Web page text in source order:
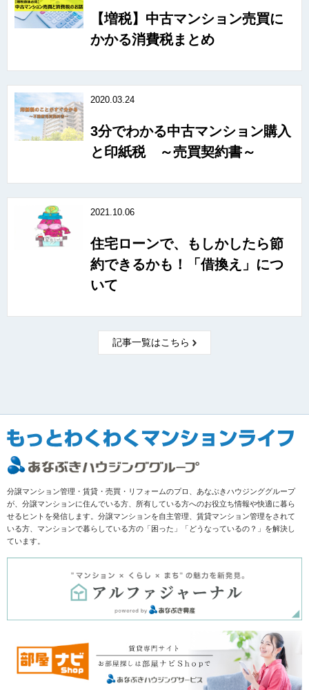
【増税】中古マンション売買に
かかる消費税まとめ
2020.03.24
3分でわかる中古マンション購入
と印紙税 ～売買契約書～
2021.10.06
住宅ローンで、もしかしたら節
約できるかも！「借換え」につ
いて
記事一覧はこちら
分譲マンション管理・賃貸・売買・リフォームのプロ、あなぶきハウジンググループ
が、分譲マンションに住んでいる方、所有している方へのお役立ち情報や快適に暮ら
せるヒントを発信します。分譲マンションを自主管理、賃貸マンション管理をされて
いる方、マンションで暮らしている方の「困った」「どうなっているの？」を解決し
ています。